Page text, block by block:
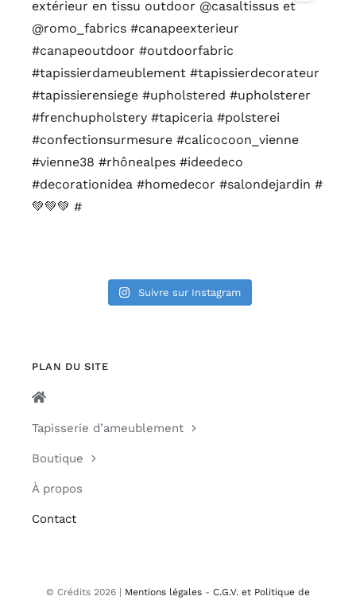
Suivre sur Instagram
PLAN DU SITE
Tapisserie d’ameublement
Boutique
À propos
Contact
© Crédits 2026 | Mentions légales - C.G.V. et Politique de